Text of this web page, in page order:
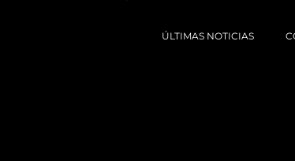
ÚLTIMAS NOTICIAS